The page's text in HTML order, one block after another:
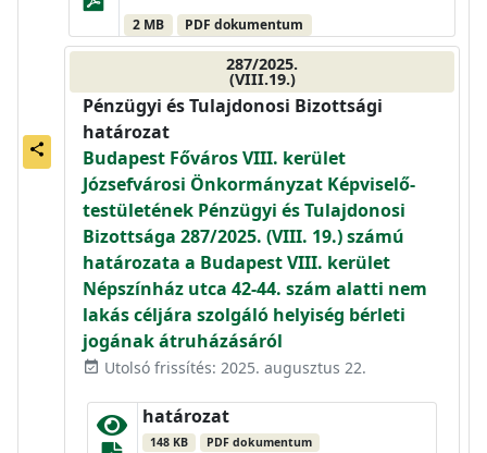
share
2 MB PDF dokumentum
287/2025.
(VIII.19.)
Pénzügyi és Tulajdonosi Bizottsági
határozat
Budapest Főváros VIII. kerület
Józsefvárosi Önkormányzat Képviselő-
testületének Pénzügyi és Tulajdonosi
Bizottsága 287/2025. (VIII. 19.) számú
határozata a Budapest VIII. kerület
Népszínház utca 42-44. szám alatti nem
lakás céljára szolgáló helyiség bérleti
jogának átruházásáról
event_available Utolsó frissítés: 2025. augusztus 22.
határozat
148 KB PDF dokumentum